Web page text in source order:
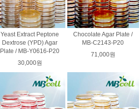
Yeast Extract Peptone
Dextrose (YPD) Agar
Plate / MB-Y0616-P20
30,000원
Chocolate Agar Plate /
MB-C2143-P20
71,000원